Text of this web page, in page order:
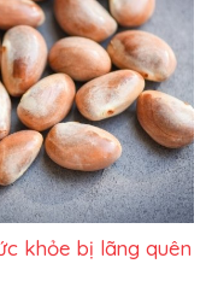
khỏe bị lãng quên